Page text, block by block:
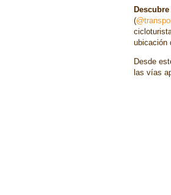
(
ubicación
Desde
las vías